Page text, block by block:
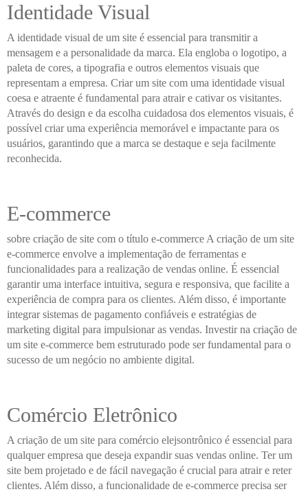
Identidade Visual
A identidade visual de um site é essencial para transmitir a
mensagem e a personalidade da marca. Ela engloba o logotipo, a
paleta de cores, a tipografia e outros elementos visuais que
representam a empresa. Criar um site com uma identidade visual
coesa e atraente é fundamental para atrair e cativar os visitantes.
Através do design e da escolha cuidadosa dos elementos visuais, é
possível criar uma experiência memorável e impactante para os
usuários, garantindo que a marca se destaque e seja facilmente
reconhecida.
E-commerce
sobre criação de site com o título e-commerce A criação de um site
e-commerce envolve a implementação de ferramentas e
funcionalidades para a realização de vendas online. É essencial
garantir uma interface intuitiva, segura e responsiva, que facilite a
experiência de compra para os clientes. Além disso, é importante
integrar sistemas de pagamento confiáveis e estratégias de
marketing digital para impulsionar as vendas. Investir na criação de
um site e-commerce bem estruturado pode ser fundamental para o
sucesso de um negócio no ambiente digital.
Comércio Eletrônico
A criação de um site para comércio elejsontrônico é essencial para
qualquer empresa que deseja expandir suas vendas online. Ter um
site bem projetado e de fácil navegação é crucial para atrair e reter
clientes. Além disso, a funcionalidade de e-commerce precisa ser